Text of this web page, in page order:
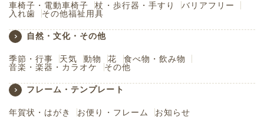
車椅子・電動車椅子 杖・歩行器・手すり
バリアフリー
入れ歯
その他福祉用具
自然・文化・その他
季節・行事 天気 動物 花
食べ物・飲み物
音楽・楽器・カラオケ
その他
フレーム・テンプレート
年賀状・はがき お便り・フレーム お知らせ